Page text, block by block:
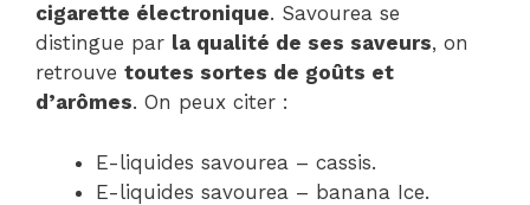
cigarette électronique. Savourea se
distingue par la qualité de ses saveurs, on
retrouve toutes sortes de goûts et
d’arômes. On peux citer :
E-liquides savourea – cassis.
E-liquides savourea – banana Ice.